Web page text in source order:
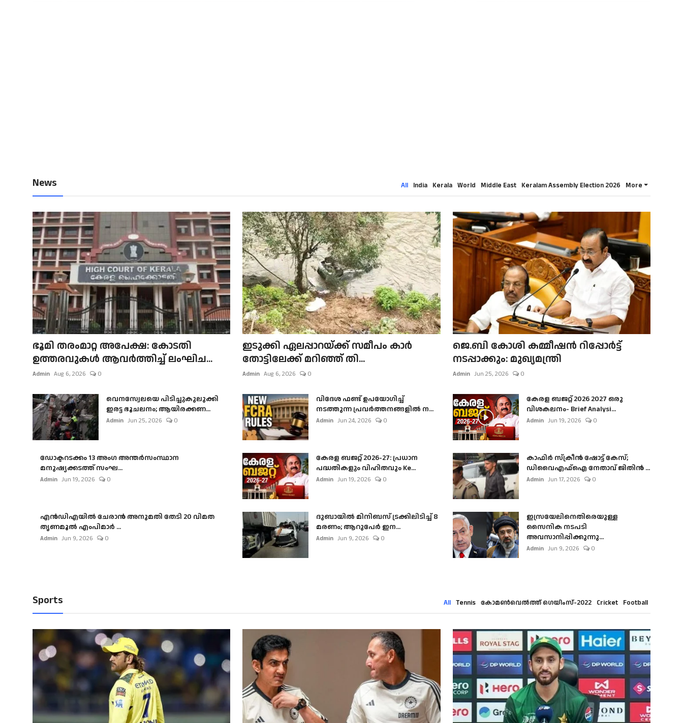
News All India Kerala World Middle East Keralam Assembly Election 2026 More
ഭൂമി തരംമാറ്റ അപേക്ഷ: കോടതി
ഉത്തരവുകൾ ആവർത്തിച്ച് ലംഘിച...
Admin Aug 6, 2026 0
ഇടുക്കി ഏലപ്പാറയ്ക്ക് സമീപം കാർ
തോട്ടിലേക്ക് മറിഞ്ഞ് തി...
Admin Aug 6, 2026 0
ജെ.ബി കോശി കമ്മീഷൻ റിപ്പോർട്ട്
നടപ്പാക്കും: മുഖ്യമന്ത്രി
Admin Jun 25, 2026 0
വെനസ്വേലയെ പിടിച്ചുകുലുക്കി
ഇരട്ട ഭൂചലനം; ആയിരക്കണ...
Admin Jun 25, 2026 0
വിദേശ ഫണ്ട് ഉപയോഗിച്ച്
നടത്തുന്ന പ്രവർത്തനങ്ങളിൽ ന...
Admin Jun 24, 2026 0
കേരള ബജറ്റ് 2026 2027 ഒരു
വിശകലനം- Brief Analysi...
Admin Jun 19, 2026 0
ഡോക്ടറടക്കം 13 അംഗ അന്തർസംസ്ഥാന
മനുഷ്യക്കടത്ത് സംഘ...
Admin Jun 19, 2026 0
കേരള ബജറ്റ് 2026-27: പ്രധാന
പദ്ധതികളും വിഹിതവും Ke...
Admin Jun 19, 2026 0
കാഫിർ സ്‌ക്രീൻ ഷോട്ട് കേസ്;
ഡിവൈഎഫ്ഐ നേതാവ് ജിതിൻ ...
Admin Jun 17, 2026 0
എൻഡിഎയിൽ ചേരാൻ അനുമതി തേടി 20 വിമത
തൃണമൂൽ എംപിമാർ ...
Admin Jun 9, 2026 0
ദുബായിൽ മിനിബസ്​ ട്രക്കിലിടിച്ച് 8
മരണം; ആറുപേർ ഇന...
Admin Jun 9, 2026 0
ഇസ്രയേലിനെതിരെയുള്ള
സൈനിക നടപടി
അവസാനിപ്പിക്കുന്നു...
Admin Jun 9, 2026 0
Sports All Tennis കോമൺവെൽത്ത് ഗെയിംസ്-2022 Cricket Football